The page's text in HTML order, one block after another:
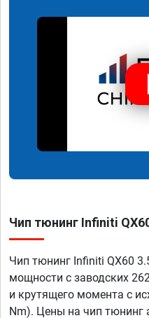
Чип тюнинг Infiniti
Чип тюнинг Infiniti QX60
мощности с заводских
и крутящего момента с
Nm). Цены на чип тюнинг